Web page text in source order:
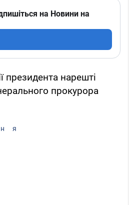
на Новини на
президента нарешті
прокурора